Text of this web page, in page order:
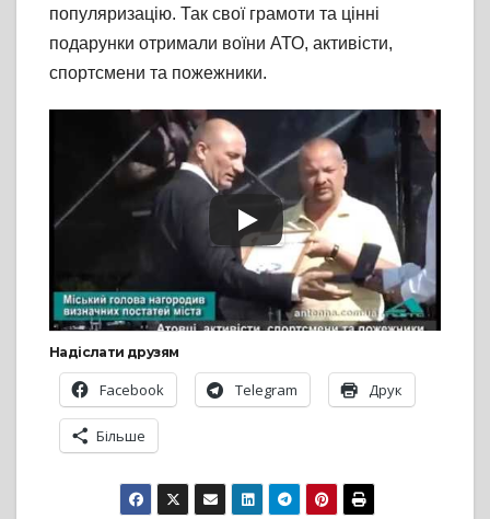
популяризацію. Так свої грамоти та цінні
подарунки отримали воїни АТО, активісти,
спортсмени та пожежники.
Надіслати друзям
Facebook Telegram Друк
Більше